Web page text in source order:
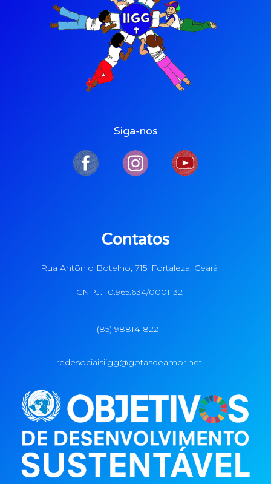
Siga-nos
Contatos
Rua Antônio Botelho, 715, Fortaleza, Ceará
CNPJ: 10.965.634/0001-32
(85) 98814-8221
redesociaisiigg@gotasdeamor.net